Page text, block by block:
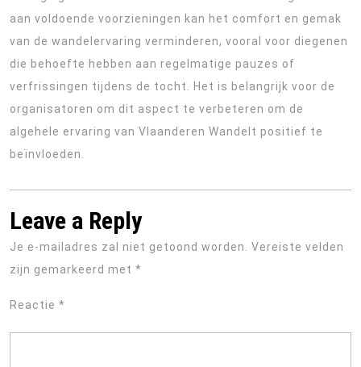
aan voldoende voorzieningen kan het comfort en gemak
van de wandelervaring verminderen, vooral voor diegenen
die behoefte hebben aan regelmatige pauzes of
verfrissingen tijdens de tocht. Het is belangrijk voor de
organisatoren om dit aspect te verbeteren om de
algehele ervaring van Vlaanderen Wandelt positief te
beïnvloeden.
Leave a Reply
Je e-mailadres zal niet getoond worden.
Vereiste velden
zijn gemarkeerd met *
Reactie *